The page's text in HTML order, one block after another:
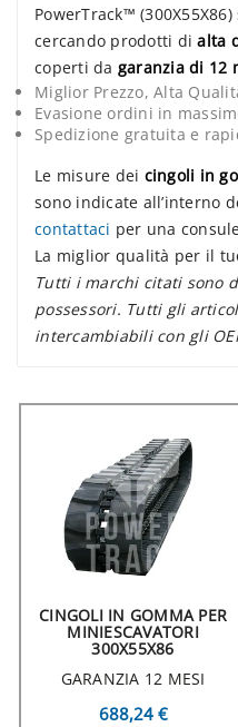
PowerTrack™
cercando prodotti dialta
coperti da garanzia di 12
Miglior Prezzo, Alta
Evasione ordini in
Spedizione gratuita e
Le misure dei cingoli in
sono indicate all’interno
contattaci per una
La miglior qualità per il
Tutti i marchi citati sono
possessori. Tutti gli
intercambiabili con gli
CINGOLI IN GOMMA PER
MINIESCAVATORI
300X55X86
GARANZIA 12 MESI
688,24 €